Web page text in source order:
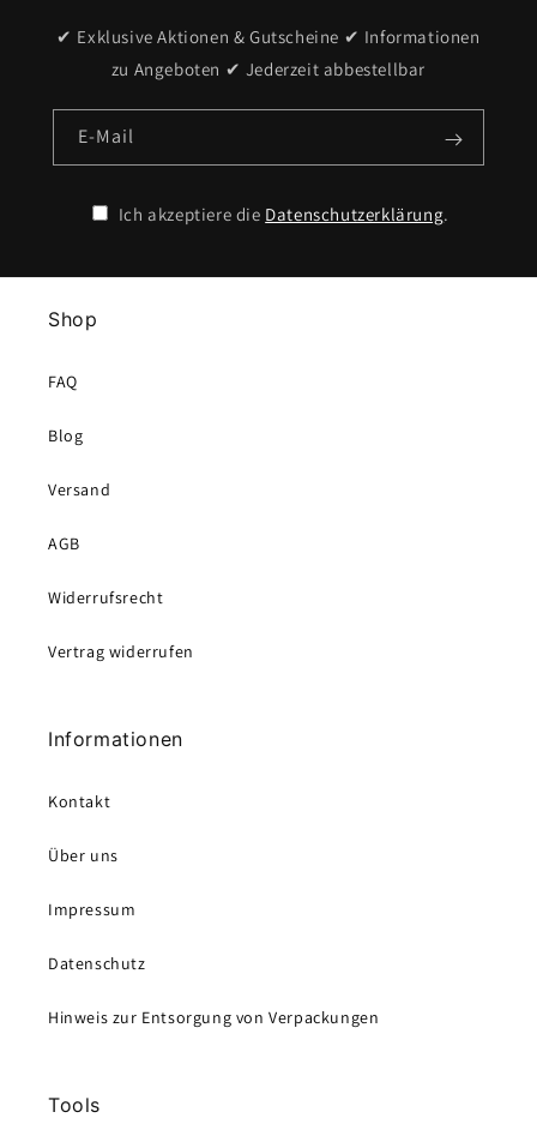
✔ Exklusive Aktionen & Gutscheine ✔ Informationen
zu Angeboten ✔ Jederzeit abbestellbar
E-Mail
Ich akzeptiere die Datenschutzerklärung.
Shop
FAQ
Blog
Versand
AGB
Widerrufsrecht
Vertrag widerrufen
Informationen
Kontakt
Über uns
Impressum
Datenschutz
Hinweis zur Entsorgung von Verpackungen
Tools